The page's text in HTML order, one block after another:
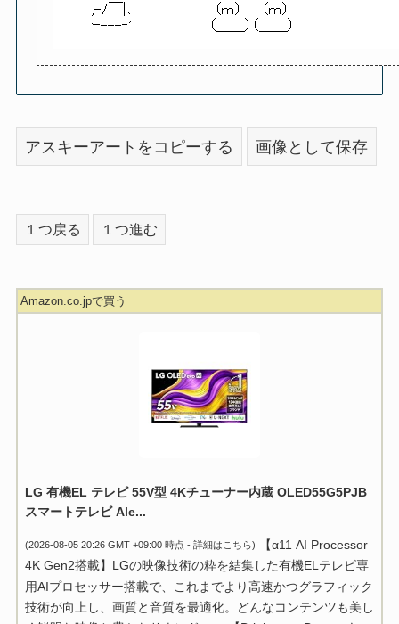
アスキーアートをコピーする 画像として保存
１つ戻る １つ進む
Amazon.co.jpで買う
LG 有機EL テレビ 55V型 4Kチューナー内蔵 OLED55G5PJB
スマートテレビ Ale...
(2026-08-05 20:26 GMT +09:00 時点 - 詳細はこちら)
【α11 AI Processor
4K Gen2搭載】LGの映像技術の粋を結集した有機ELテレビ専
用AIプロセッサー搭載で、これまでより高速かつグラフィック
技術が向上し、画質と音質を最適化。どんなコンテンツも美し